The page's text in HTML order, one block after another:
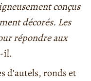
conçus
décorés. Les
répondre aux
il.
d’autels, ronds et